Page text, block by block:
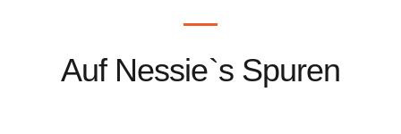
Auf Nessie`s Spuren